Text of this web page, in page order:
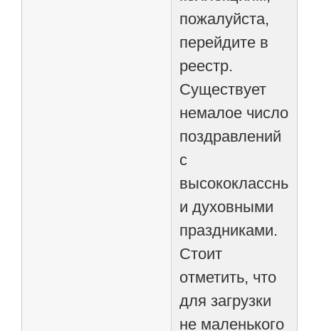
пожалуйста,
перейдите в
реестр.
Существует
немалое число
поздравлений
с
высококлассными
и духовными
праздниками.
Стоит
отметить, что
для загрузки
не маленького